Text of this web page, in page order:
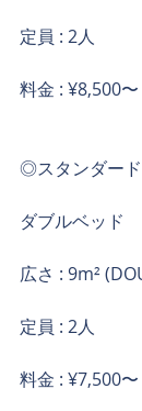
定員 : 2人
料金 : ¥8,500
◎スタンダード
ダブルベッド
広さ : 9m²
定員 : 2人
料金 : ¥7,500